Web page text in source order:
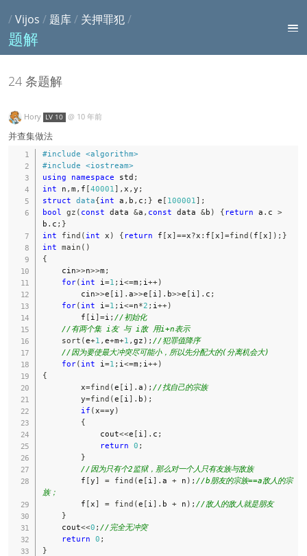
/Vijos / 题库/ 关押罪犯/
题解
24 条题解
Hory LV 10 @ 10 年前
并查集做法
#include <algorithm>
#include <iostream>
using
namespace std ;
int n , m , f [40001 ] , x , y ;
struct data{int a , b , c ; } e [ 100001 ] ;
bool
gz ( const data &a , const data &b ) { return a . c >
b . c ; }
int
find ( int x ) { return f [ x]==x?x : f [ x]=find ( f [ x] ) ; }
int main ( )
{
    cin
>>n>>m ;
for( int i =1 ; i <=m ; i ++)
        cin
>>e [ i ] . a>>e [ i ] . b>>e [ i ] . c ;
for( int i =1 ; i <=n*2 ; i ++)
        f
[ i ]=i ; //初始化
//有两个集 i友 与 i敌 用i+n表示
sort (e+1 , e+m+1 , gz ) ; //犯罪值降序
//因为要使最大冲突尽可能小，所以先分配大的(分离机会大)
for( int i =1 ; i <=m ; i ++)
{
        x
=find (e [ i ] . a ) ; //找自己的宗族
        y
=find (e [ i ] . b ) ;
if ( x==y )
{
            cout
<<e [ i ] . c ;
return 0 ;
}
//因为只有个2监狱，那么对一个人只有友族与敌族
        f
[y] = find (e [ i ] . a + n ) ; //b朋友的宗族==a敌人的宗
族；
        f
[ x] = find (e [ i ] . b + n ) ; //敌人的敌人就是朋友
}
    cout
<<0 ; //完全无冲突
return 0 ;
}